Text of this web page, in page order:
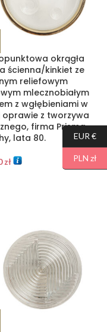
okrągła
ścienna/kinkiet ze
reliefowym
mlecznobiałym
z wgłębieniami w
oprawie z tworzywa
firma Prisma,
lata 80.
zł
EUR €
PLN zł